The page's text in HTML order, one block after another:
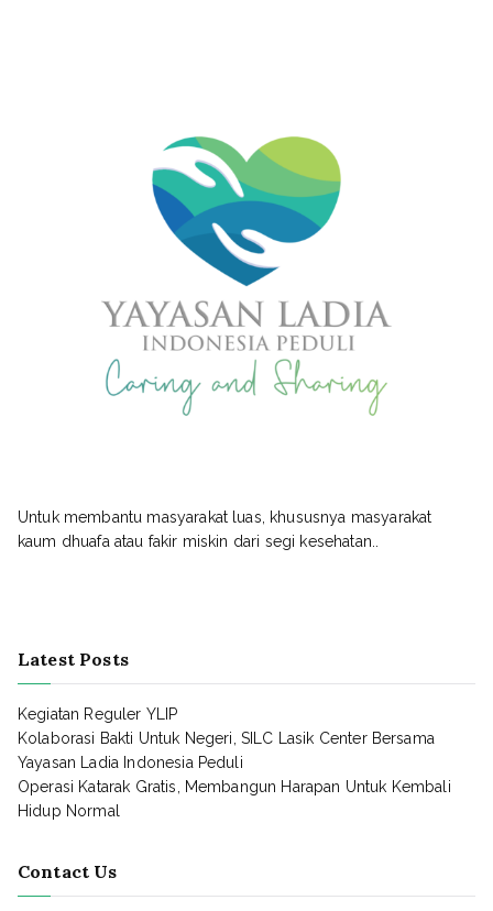
Untuk membantu masyarakat luas, khususnya masyarakat
kaum dhuafa atau fakir miskin dari segi kesehatan..
Latest Posts
Kegiatan Reguler YLIP
Kolaborasi Bakti Untuk Negeri, SILC Lasik Center Bersama
Yayasan Ladia Indonesia Peduli
Operasi Katarak Gratis, Membangun Harapan Untuk Kembali
Hidup Normal
Contact Us